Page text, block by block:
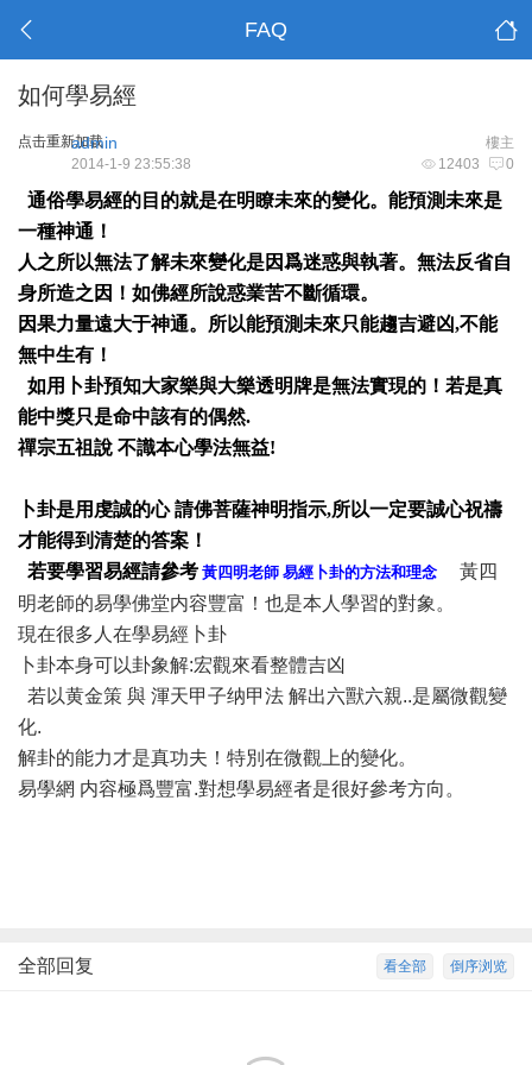
FAQ
如何學易經
点击重新加载 樓主
admin
12403 0
2014-1-9 23:55:38
通俗學易經的目的就是在明瞭未來的變化。能預測未來是
一種神通！
人之所以無法了解未來變化是因爲迷惑與執著。無法反省自
身所造之因！如佛經所說惑業苦不斷循環。
因果力量遠大于神通。所以能預測未來只能趨吉避凶,不能
無中生有！
如用卜卦預知大家樂與大樂透明牌是無法實現的！若是真
能中獎只是命中該有的偶然.
禪宗五祖說 不識本心學法無益!
卜卦是用虔誠的心 請佛菩薩神明指示,所以一定要誠心祝禱
才能得到清楚的答案！
若要學習易經請參考 黃四明老師 易經卜卦的方法和理念
黃四
明老師的易學佛堂内容豐富！也是本人學習的對象。
現在很多人在學易經卜卦
卜卦本身可以卦象解:宏觀來看整體吉凶
若以黄金策 與 渾天甲子纳甲法 解出六獸六親..是屬微觀變
化.
解卦的能力才是真功夫！特別在微觀上的變化。
易學網 内容極爲豐富.對想學易經者是很好參考方向。
倒序浏览
看全部
全部回复